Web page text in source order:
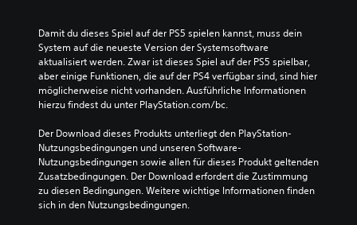
Damit du dieses Spiel auf der PS5 spielen kannst, muss dein
System auf die neueste Version der Systemsoftware
aktualisiert werden. Zwar ist dieses Spiel auf der PS5 spielbar,
aber einige Funktionen, die auf der PS4 verfügbar sind, sind hier
möglicherweise nicht vorhanden. Ausführliche Informationen
hierzu findest du unter PlayStation.com/bc.
Der Download dieses Produkts unterliegt den PlayStation-
Nutzungsbedingungen und unseren Software-
Nutzungsbedingungen sowie allen für dieses Produkt geltenden
Zusatzbedingungen. Der Download erfordert die Zustimmung
zu diesen Bedingungen. Weitere wichtige Informationen finden
sich in den Nutzungsbedingungen.